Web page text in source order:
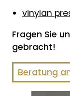
vinylan
Fragen Sie
gebracht!
Beratung